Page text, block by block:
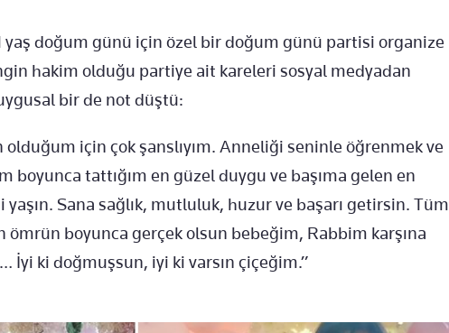
yaş doğum günü için özel bir doğum günü partisi organize
hakim olduğu partiye ait kareleri sosyal medyadan
bir de not düştü:
için çok şanslıyım. Anneliği seninle öğrenmek ve
boyunca tattığım en güzel duygu ve başıma gelen en
Sana sağlık, mutluluk, huzur ve başarı getirsin. Tüm
boyunca gerçek olsun bebeğim, Rabbim karşına
İyi ki doğmuşsun, iyi ki varsın çiçeğim.”